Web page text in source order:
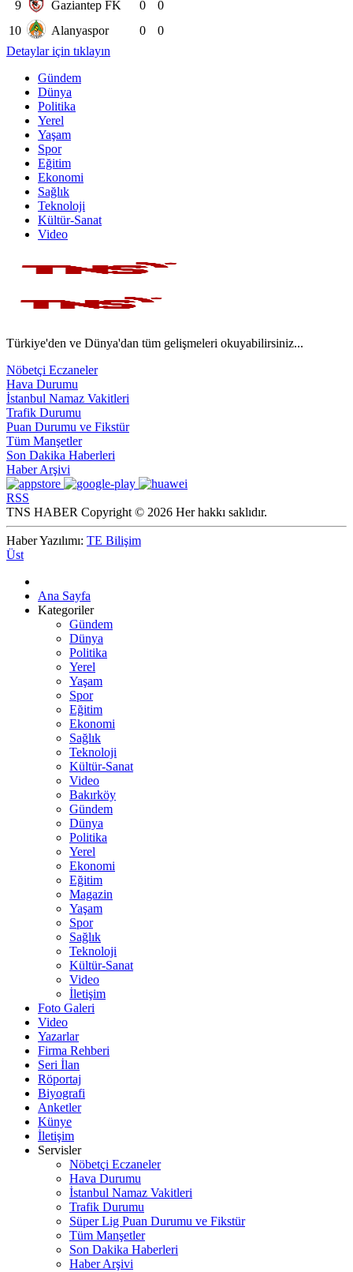
9 Gaziantep FK 0
0
10
Alanyaspor 0
0
Detaylar için tıklayın
Gündem
Dünya
Politika
Yerel
Yaşam
Spor
Eğitim
Ekonomi
Sağlık
Teknoloji
Kültür-Sanat
Video
Türkiye'den ve Dünya'dan tüm gelişmeleri okuyabilirsiniz...
Nöbetçi Eczaneler
Hava Durumu
İstanbul Namaz Vakitleri
Trafik Durumu
Puan Durumu ve Fikstür
Tüm Manşetler
Son Dakika Haberleri
Haber Arşivi
RSS
TNS HABER Copyright © 2026 Her hakkı saklıdır.
Haber Yazılımı: TE Bilişim
Üst
Ana Sayfa
Kategoriler
Gündem
Dünya
Politika
Yerel
Yaşam
Spor
Eğitim
Ekonomi
Sağlık
Teknoloji
Kültür-Sanat
Video
Bakırköy
Gündem
Dünya
Politika
Yerel
Ekonomi
Eğitim
Magazin
Yaşam
Spor
Sağlık
Teknoloji
Kültür-Sanat
Video
İletişim
Foto Galeri
Video
Yazarlar
Firma Rehberi
Seri İlan
Röportaj
Biyografi
Anketler
Künye
İletişim
Servisler
Nöbetçi Eczaneler
Hava Durumu
İstanbul Namaz Vakitleri
Trafik Durumu
Süper Lig Puan Durumu ve Fikstür
Tüm Manşetler
Son Dakika Haberleri
Haber Arşivi